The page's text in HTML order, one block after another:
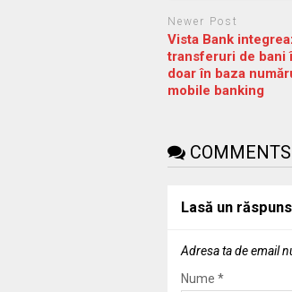
Newer Post
Vista Bank
transferuri de bani
doar în baza
mobile banking
COMMENTS
Lasă un răspuns
Adresa ta de email
Nume *